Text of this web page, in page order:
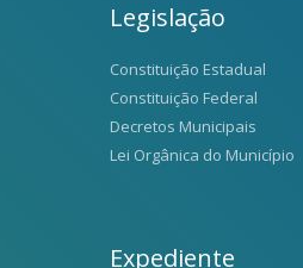
Legislação
Constituição Estadual
Constituição Federal
Decretos Municipais
Lei Orgânica do Município
Expediente